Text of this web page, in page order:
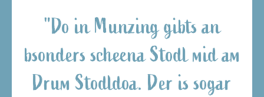
"Do in Munzing gibts an
bsonders scheena Stodl mid am
Drum Stodldoa. Der is sogar